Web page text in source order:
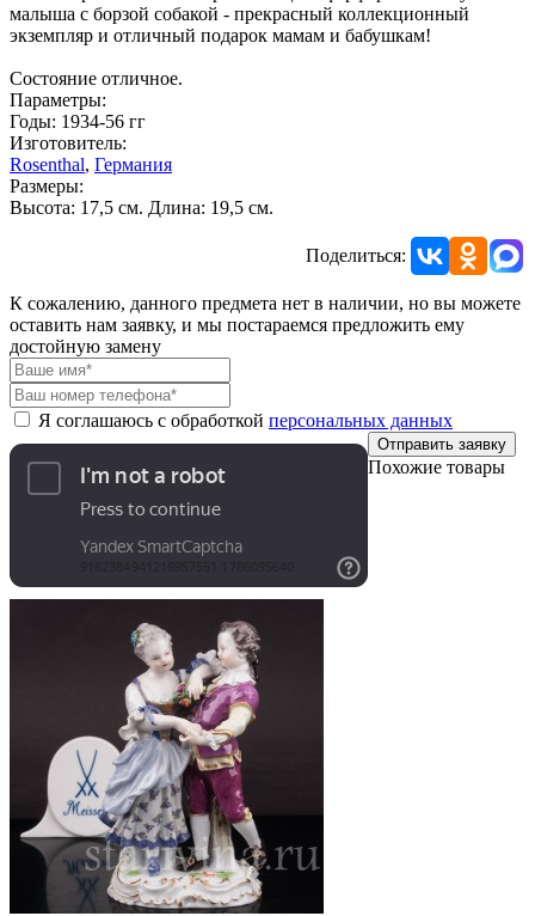
малыша с борзой собакой - прекрасный коллекционный
экземпляр и отличный подарок мамам и бабушкам!
Состояние отличное.
Параметры:
Годы: 1934-56 гг
Изготовитель:
Rosenthal, Германия
Размеры:
Высота: 17,5 см. Длина: 19,5 см.
Поделиться:
К сожалению, данного предмета нет в наличии, но вы можете
оставить нам заявку, и мы постараемся предложить ему
достойную замену
Я соглашаюсь с обработкой персональных данных
Отправить заявку
Похожие товары